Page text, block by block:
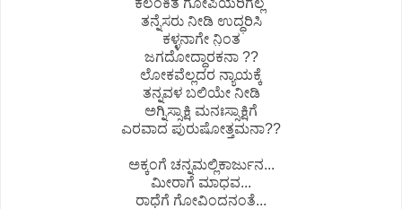
ತನ್ನೆಸರು ನೀಡಿ ಉದ್ಧರಿಸಿ
ಕಳ್ಳನಾಗೇ ನಿ಼ಂತ
ಜಗದೋದ್ಧಾರಕನಾ ??
ಲೋಕವೆಲ್ಲದರ ನ್ಯಾಯಕ್ಕೆ
ತನ್ನವಳ ಬಲಿಯೇ ನೀಡಿ
ಅಗ್ನಿಸ್ಸಾಕ್ಷಿ ಮನಃಸ್ಸಾಕ್ಷಿಗೆ
ಎರವಾದ ಪುರುಷೋತ್ತಮನಾ??
ಅಕ್ಕಂಗೆ ಚನ್ನಮಲ್ಲಿಕಾರ್ಜುನ...
ಮೀರಾಗೆ ಮಾಧವ...
ರಾಧೆಗೆ ಗೋವಿಂದನಂತೆ...